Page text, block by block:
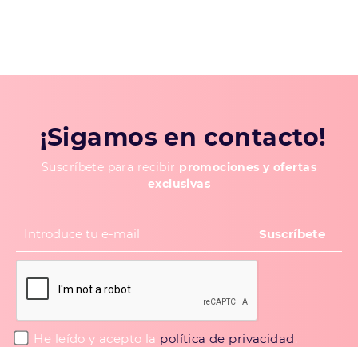
¡Sigamos en contacto!
Suscríbete para recibir promociones y ofertas
exclusivas
He leído y acepto la política de privacidad.